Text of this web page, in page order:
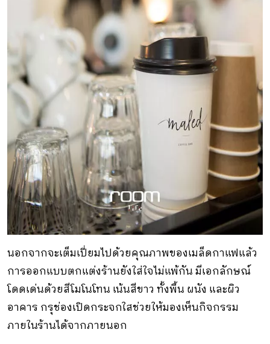
นอกจากจะเต็มเปี่ยมไปด้วยคุณภาพของเมล็ดกาแฟแล้ว
การออกแบบตกแต่งร้านยังใส่ใจไม่แพ้กัน มีเอกลักษณ์
โดดเด่นด้วยสีโมโนโทน เน้นสีขาว ทั้งพื้น ผนัง และผิว
อาคาร กรุช่องเปิดกระจกใสช่วยให้มองเห็นกิจกรรม
ภายในร้านได้จากภายนอก